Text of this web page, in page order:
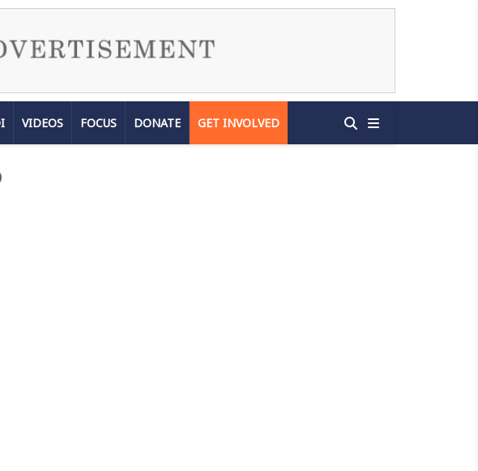
VIDEOS FOCUS DONATE GET INVOLVED